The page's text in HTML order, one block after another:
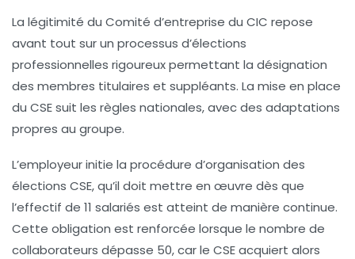
La légitimité du Comité d’entreprise du CIC repose
avant tout sur un processus d’élections
professionnelles rigoureux permettant la désignation
des membres titulaires et suppléants. La mise en place
du CSE suit les règles nationales, avec des adaptations
propres au groupe.
L’employeur initie la procédure d’organisation des
élections CSE, qu’il doit mettre en œuvre dès que
l’effectif de 11 salariés est atteint de manière continue.
Cette obligation est renforcée lorsque le nombre de
collaborateurs dépasse 50, car le CSE acquiert alors